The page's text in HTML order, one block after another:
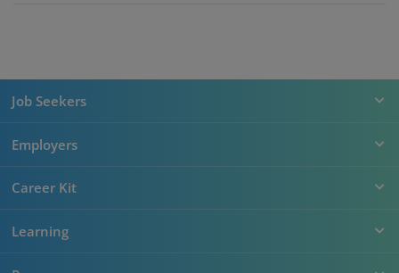
Job Seekers
Employers
Career Kit
Learning